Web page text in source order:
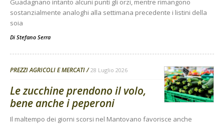
Guadagnano intanto alcuni punti gli orzi, mentre rimangono
sostanzialmente analoghi alla settimana precedente i listini della
soia
Di Stefano Serra
PREZZI AGRICOLI E MERCATI 28 Luglio 2026
Le zucchine prendono il volo,
bene anche i peperoni
Il maltempo dei giorni scorsi nel Mantovano favorisce anche